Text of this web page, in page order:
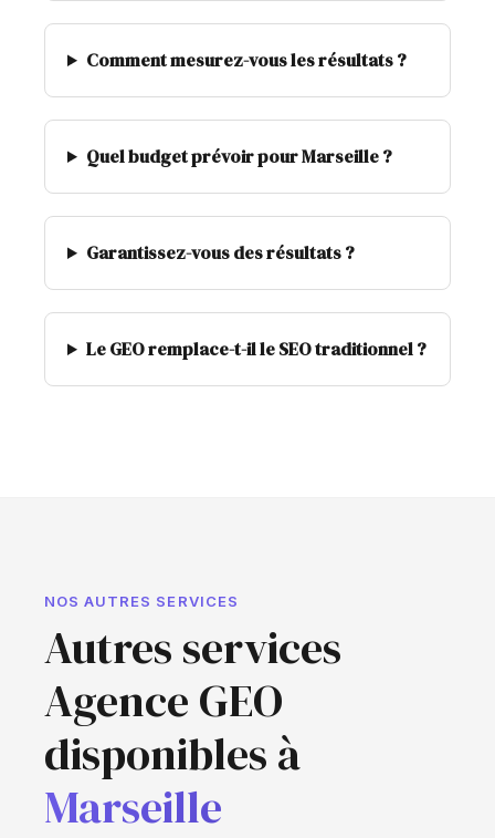
Comment mesurez-vous les résultats ?
Quel budget prévoir pour Marseille ?
Garantissez-vous des résultats ?
Le GEO remplace-t-il le SEO traditionnel ?
NOS AUTRES SERVICES
Autres services
Agence GEO
disponibles à
Marseille